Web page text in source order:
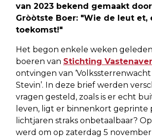
van 2023 bekend gemaakt
Gròòtste Boer: "Wie de leut et,
toekomst!"
Het begon enkele weken
boeren van Stichting
ontvingen van ‘Volkssterrenwacht
Stevin’. In deze brief werden
vragen gesteld, zoals is er echt
leven, ligt er binnenkort geprinte
lichtjaren straks onbetaalbaar?
werd om op zaterdag 5